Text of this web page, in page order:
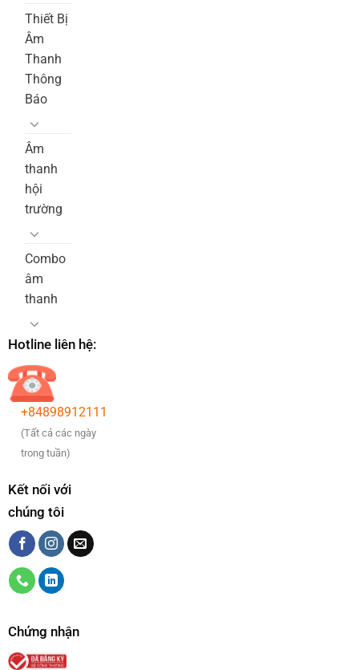
Thiết Bị
Âm
Thanh
Thông
Báo
Âm
thanh
hội
trường
Combo
âm
thanh
Hotline liên hệ:
+84898912111
(Tất cả các ngày
trong tuần)
Kết nối với
chúng tôi
Chứng nhận